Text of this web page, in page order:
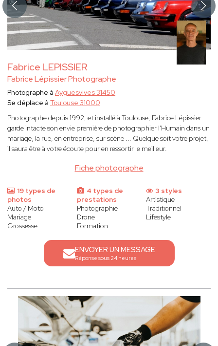
Fabrice LEPISSIER
Fabrice Lépissier Photographe
Fiche photographe
Photographe à Ayguesvives 31450
Se déplace à Toulouse 31000
Photographe depuis 1992, et installé à Toulouse, Fabrice Lépissier
garde intacte son envie première de photographier l'Humain dans un
mariage, la rue, en entreprise, sur scène ... Quelque soit votre projet,
il saura être à votre écoute pour en ressortir le meilleur.
19 types de
photos
Auto / Moto
Mariage
Grossesse
4 types de
prestations
Photographie
Drone
Formation
3 styles
Artistique
Traditionnel
Lifestyle
ENVOYER UN MESSAGE
Réponse sous 24 heures